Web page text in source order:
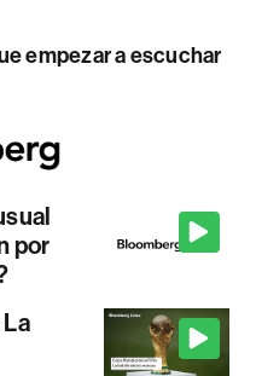
empezar a escuchar
por